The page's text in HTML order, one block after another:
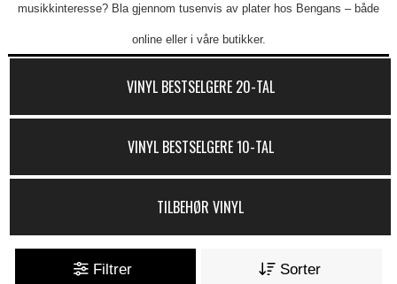
musikkinteresse? Bla gjennom tusenvis av plater hos Bengans – både
online eller i våre butikker.
VINYL BESTSELGERE 20-TAL
VINYL BESTSELGERE 10-TAL
TILBEHØR VINYL
Filtrer Sorter